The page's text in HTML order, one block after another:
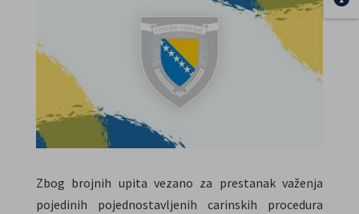
Zbog brojnih upita vezano za prestanak važenja
pojedinih pojednostavljenih carinskih procedura